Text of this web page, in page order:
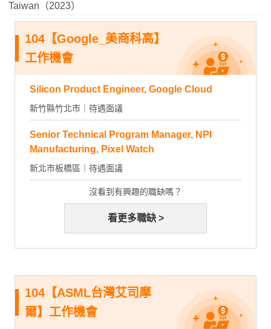
Taiwan（2023）
104【Google_美商科高】
工作機會
Silicon Product Engineer, Google Cloud
新竹縣竹北市｜待遇面議
Senior Technical Program Manager, NPI
Manufacturing, Pixel Watch
新北市板橋區｜待遇面議
沒看到有興趣的職缺嗎？
看更多職缺 >
104【ASML台灣艾司摩
爾】工作機會